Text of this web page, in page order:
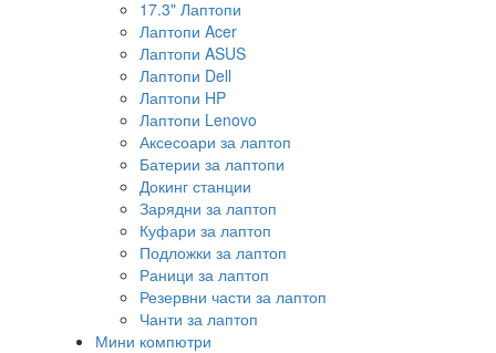
17.3" Лаптопи
Лаптопи Acer
Лаптопи ASUS
Лаптопи Dell
Лаптопи HP
Лаптопи Lenovo
Аксесоари за лаптоп
Батерии за лаптопи
Докинг станции
Зарядни за лаптоп
Куфари за лаптоп
Подложки за лаптоп
Раници за лаптоп
Резервни части за лаптоп
Чанти за лаптоп
Мини компютри